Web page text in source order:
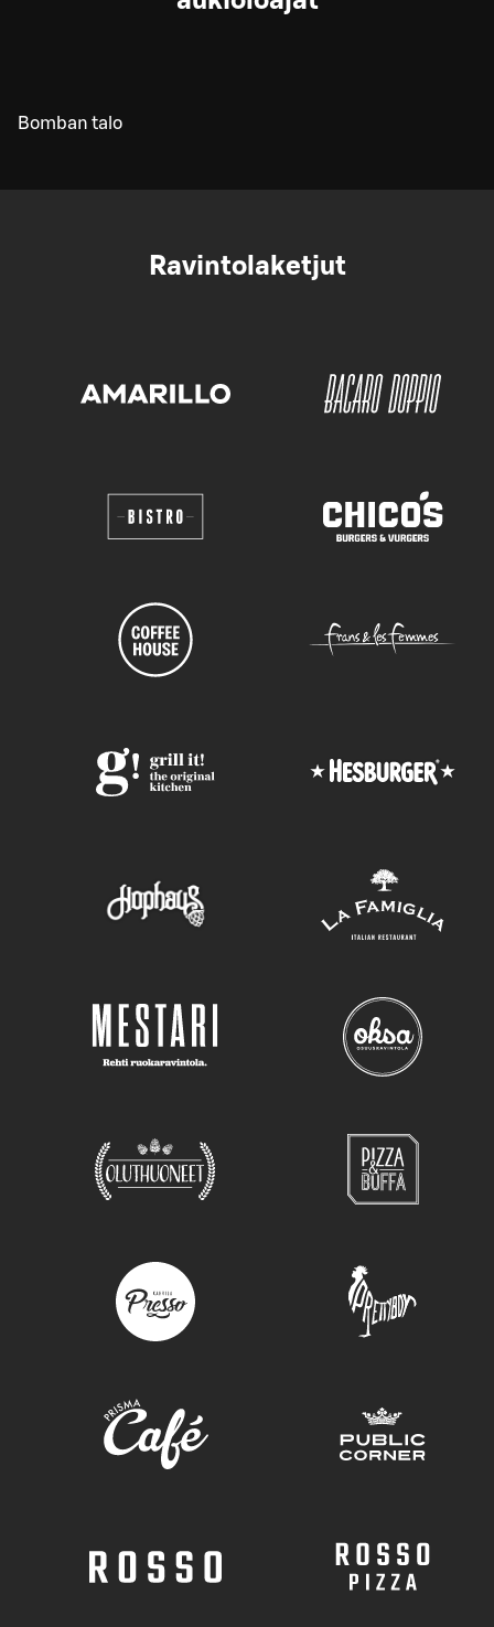
Bomban talo
Ravintolaketjut